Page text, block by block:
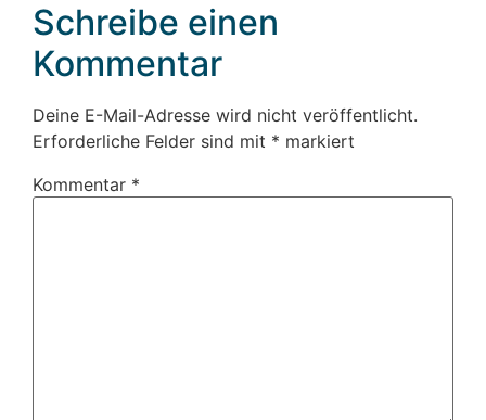
Schreibe einen
Kommentar
Deine E-Mail-Adresse wird nicht veröffentlicht.
Erforderliche Felder sind mit * markiert
Kommentar *